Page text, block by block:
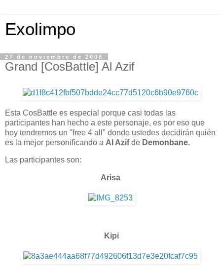
Exolimpo
27 de noviembre de 2008
Grand [CosBattle] Al Azif
Esta CosBattle es especial porque casi todas las
participantes han hecho a este personaje, es por eso que
hoy tendremos un "free 4 all" donde ustedes decidirán quién
es la mejor personificando a Al Azifde Demonbane.
Las participantes son:
Arisa
Kipi